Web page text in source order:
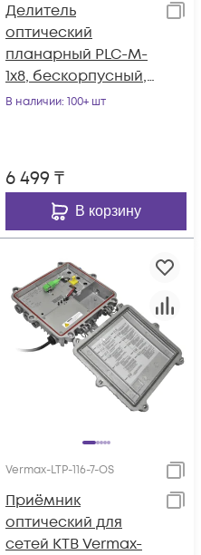
Делитель
оптический
планарный PLC-M-
1x8, бескорпусный,
разъемы SC/APC
В наличии: 100+ шт
6 499 ₸
В корзину
Vermax-LTP-116-7-OS
Приёмник
оптический для
сетей КТВ Vermax-